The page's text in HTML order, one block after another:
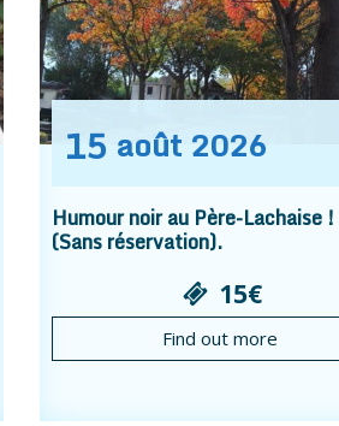
15 août 2026
Humour noir au Père-Lachaise !
(Sans réservation).
15€
Find out more